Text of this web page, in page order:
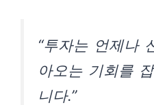
“투자는 언제나
아오는 기회를
니다.”